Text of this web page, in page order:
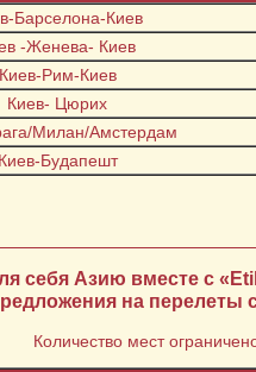
Барселона-Киев
-Женева- Киев
Киев-Рим-Киев
Киев- Цюрих
Милан/Амстердам
Киев-Будапешт
себя Азию вместе с
на перелеты
Количество мест